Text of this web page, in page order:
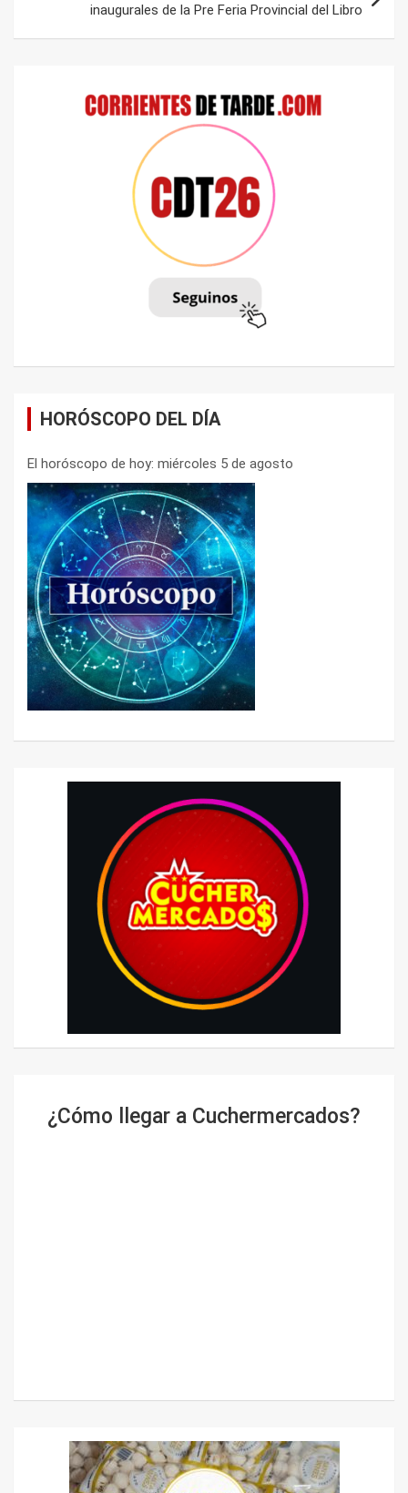
inaugurales de la Pre Feria Provincial del Libro
HORÓSCOPO DEL DÍA
El horóscopo de hoy: miércoles 5 de agosto
¿Cómo llegar a Cuchermercados?